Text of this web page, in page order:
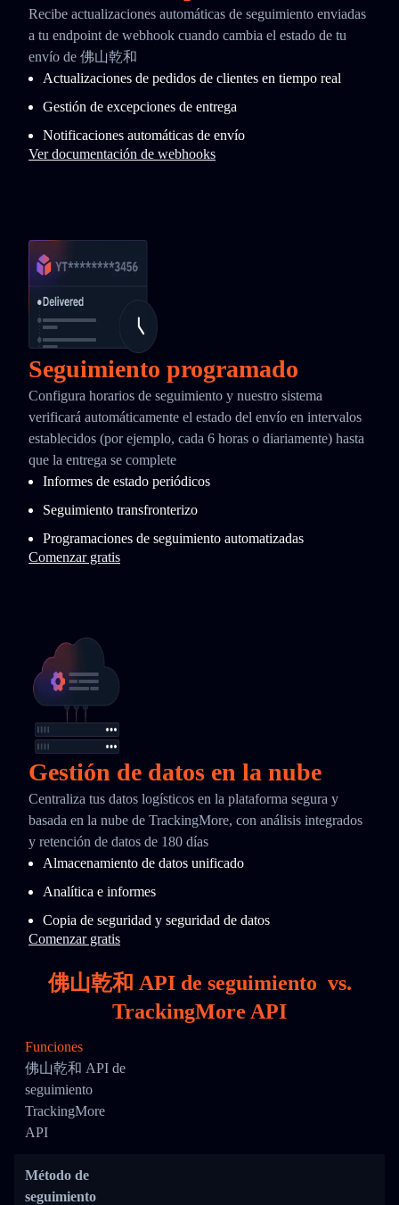
Recibe actualizaciones automáticas de seguimiento enviadas
a tu endpoint de webhook cuando cambia el estado de tu
envío de 佛山乾和
Actualizaciones de pedidos de clientes en tiempo real
Gestión de excepciones de entrega
Notificaciones automáticas de envío
Ver documentación de webhooks
Seguimiento programado
Configura horarios de seguimiento y nuestro sistema
verificará automáticamente el estado del envío en intervalos
establecidos (por ejemplo, cada 6 horas o diariamente) hasta
que la entrega se complete
Informes de estado periódicos
Seguimiento transfronterizo
Programaciones de seguimiento automatizadas
Comenzar gratis
Gestión de datos en la nube
Centraliza tus datos logísticos en la plataforma segura y
basada en la nube de TrackingMore, con análisis integrados
y retención de datos de 180 días
Almacenamiento de datos unificado
Analítica e informes
Copia de seguridad y seguridad de datos
Comenzar gratis
佛山乾和 API de seguimiento vs.
TrackingMore API
Funciones
佛山乾和 API de
seguimiento
TrackingMore
API
Método de
seguimiento